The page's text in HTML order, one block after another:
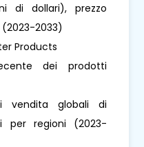
di dollari), prezzo
2033)
Products
dei prodotti
vendita globali di
per regioni (2023-